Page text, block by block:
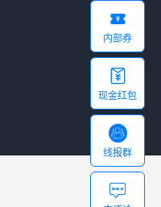

内部券

现金红包

线报群
